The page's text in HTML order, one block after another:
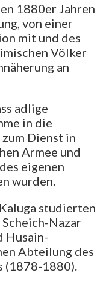
1880er Jahren
von einer
mit und des
Völker
an
adlige
in die
Dienst in
Armee und
eigenen
wurden.
studierten
Nazar
Husain-
Abteilung des
1880).